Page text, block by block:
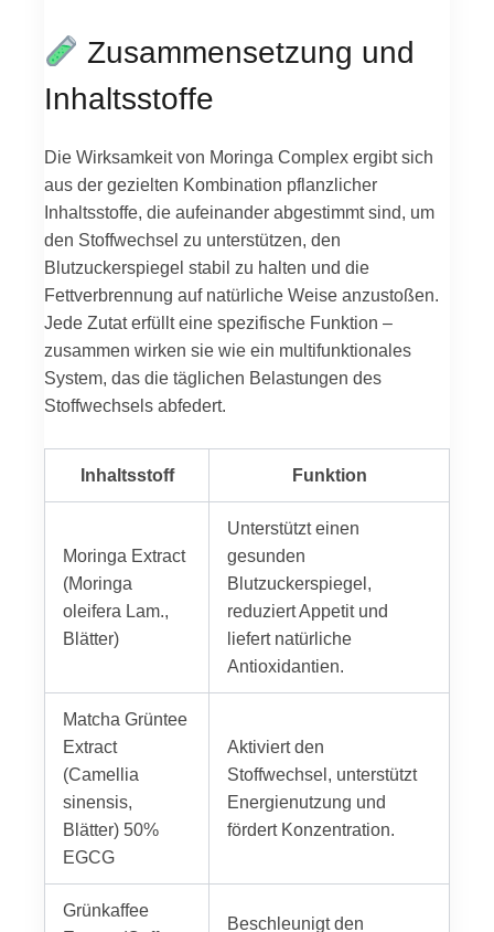
Zusammensetzung und
Inhaltsstoffe
Die Wirksamkeit von Moringa Complex ergibt sich
aus der gezielten Kombination pflanzlicher
Inhaltsstoffe, die aufeinander abgestimmt sind, um
den Stoffwechsel zu unterstützen, den
Blutzuckerspiegel stabil zu halten und die
Fettverbrennung auf natürliche Weise anzustoßen.
Jede Zutat erfüllt eine spezifische Funktion –
zusammen wirken sie wie ein multifunktionales
System, das die täglichen Belastungen des
Stoffwechsels abfedert.
Inhaltsstoff Funktion
Moringa Extract
(Moringa
oleifera Lam.,
Blätter)
Unterstützt einen
gesunden
Blutzuckerspiegel,
reduziert Appetit und
liefert natürliche
Antioxidantien.
Matcha Grüntee
Extract
(Camellia
sinensis,
Blätter) 50%
EGCG
Aktiviert den
Stoffwechsel, unterstützt
Energienutzung und
fördert Konzentration.
Grünkaffee
Beschleunigt den